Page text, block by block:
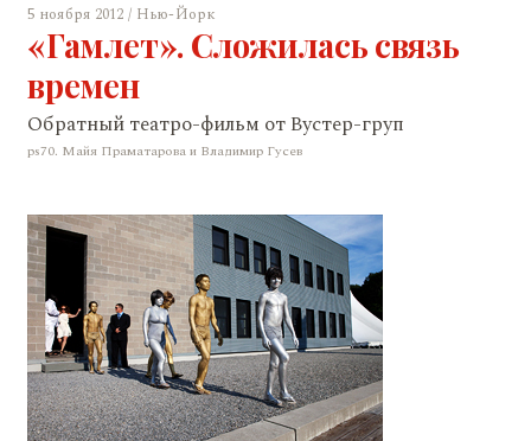
5 ноября 2012 / Нью-Йорк
«Гамлет». Сложилась связь
времен
Обратный театро-фильм от Вустер-груп
ps70. Майя Праматарова и Владимир Гусев